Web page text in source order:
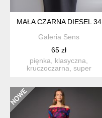
MAŁA CZARNA DIESEL 34
Galeria Sens
65 zł
pięnka, klasyczna,
kruczoczarna, super